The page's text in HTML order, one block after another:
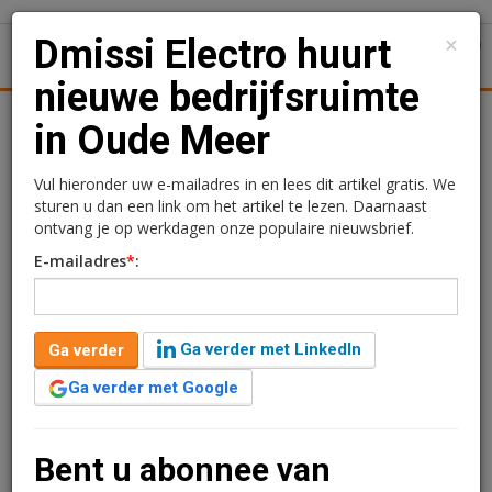
Juridisch | Fiscaal Transacties
Dmissi Electro huurt
nieuwe bedrijfsruimte in
Oude Meer
Redactie
26 februari 2025 om 10:57
één jaar geleden aangepast
1 minuut leestijd
Dmissi Electro heeft een nieuw bedrijfsruimte aan de
×
Dmissi Electro huurt
nieuwe bedrijfsruimte
in Oude Meer
Vul hieronder uw e-mailadres in en lees dit artikel gratis. We
sturen u dan een link om het artikel te lezen. Daarnaast
ontvang je op werkdagen onze populaire nieuwsbrief.
E-mailadres*:
Ga verder
Ga verder met LinkedIn
Ga verder met Google
Bent u abonnee van